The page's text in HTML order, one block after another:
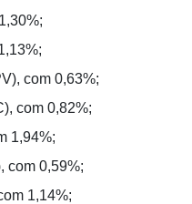
com 0,63%;
com 0,82%;
1,94%;
com 0,59%;
1,14%;